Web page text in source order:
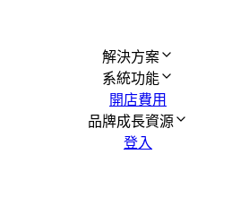
解決方案
系統功能
開店費用
品牌成長資源
登入